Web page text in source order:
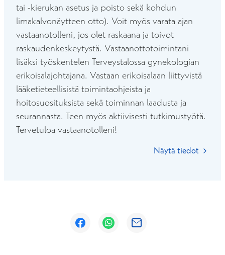
tai -kierukan asetus ja poisto sekä kohdun
limakalvonäytteen otto). Voit myös varata ajan
vastaanotolleni, jos olet raskaana ja toivot
raskaudenkeskeytystä. Vastaanottotoimintani
lisäksi työskentelen Terveystalossa gynekologian
erikoisalajohtajana. Vastaan erikoisalaan liittyvistä
lääketieteellisistä toimintaohjeista ja
hoitosuosituksista sekä toiminnan laadusta ja
seurannasta. Teen myös aktiivisesti tutkimustyötä.
Tervetuloa vastaanotolleni!
Näytä tiedot
Avautuu uuteen ikkunaan
Avautuu uuteen ikkunaan
Avautuu uuteen ikkunaan